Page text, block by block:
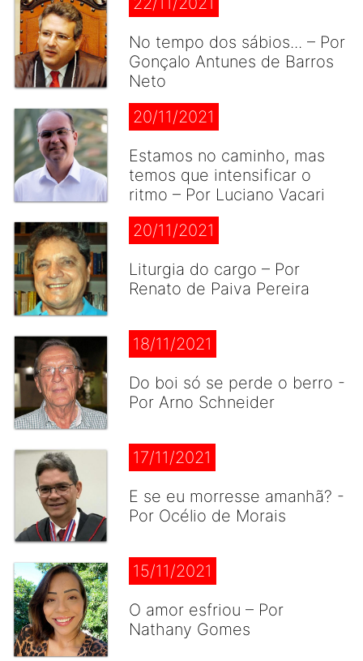
No tempo dos sábios... – Por
Gonçalo Antunes de Barros
Neto
20/11/2021
Estamos no caminho, mas
temos que intensificar o
ritmo – Por Luciano Vacari
20/11/2021
Liturgia do cargo – Por
Renato de Paiva Pereira
18/11/2021
Do boi só se perde o berro -
Por Arno Schneider
17/11/2021
E se eu morresse amanhã? -
Por Océlio de Morais
15/11/2021
O amor esfriou – Por
Nathany Gomes